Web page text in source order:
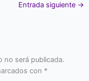
Entrada siguiente →
no será publicada.
con *